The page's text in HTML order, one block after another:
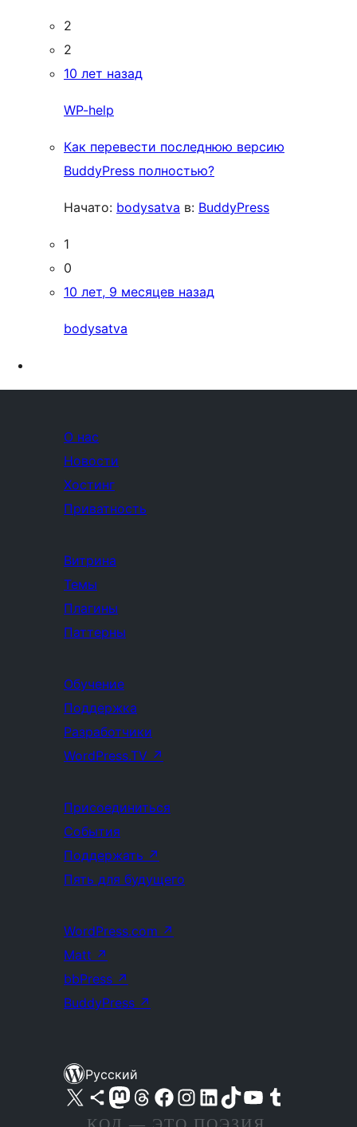
2
2
10 лет назад
WP-help
Как перевести последнюю версию
BuddyPress полностью?
Начато: bodysatva в: BuddyPress
1
0
10 лет, 9 месяцев назад
bodysatva
О нас
Новости
Хостинг
Приватность
Витрина
Темы
Плагины
Паттерны
Обучение
Поддержка
Разработчики
WordPress.TV ↗
Присоединиться
События
Поддержать ↗
Пять для будущего
WordPress.com ↗
Matt ↗
bbPress ↗
BuddyPress ↗
Русский
Посетите нас в X (ранее Twitter)
Посетите нашу учётную запись в Bluesky
Посетите нашу ленту в Mastodon
Посетите нашу учётную запись в Threads
Посетите нашу страницу на Facebook
Посетите наш Instagram
Посетите нашу страницу в LinkedIn
Посетите нашу учётную запись в TikTok
Посетите наш канал YouTube
Посетите нашу учётную запись в Tumblr